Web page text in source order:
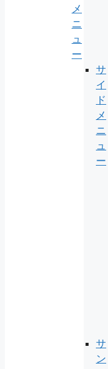
メ
ニ
ュ
ー
サ
イ
ド
メ
ニ
ュ
ー
サ
ン